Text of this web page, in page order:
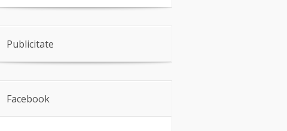
Publicitate
Facebook